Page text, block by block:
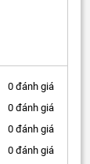
0 đánh giá
0 đánh giá
0 đánh giá
0 đánh giá